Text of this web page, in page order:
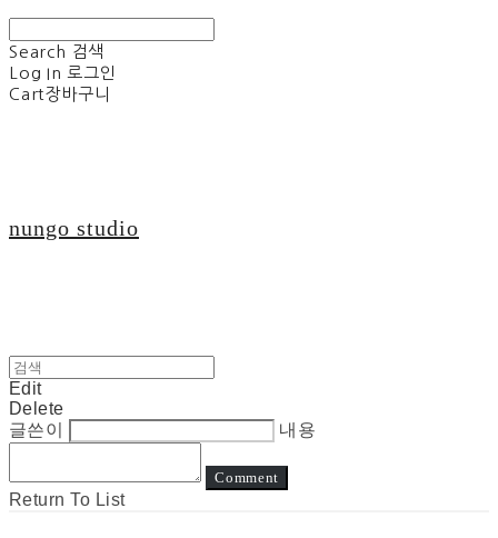
Search 검색
Log In 로그인
Cart장바구니
nungo studio
Edit
Delete
글쓴이
내용
Comment
Return To List